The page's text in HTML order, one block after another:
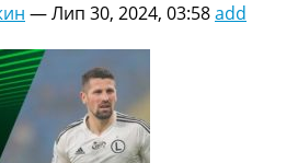
—Лип 30, 2024, 03:58add